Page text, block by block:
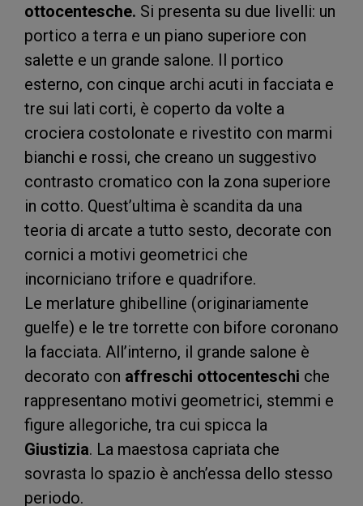
ottocentesche. Si presenta su due livelli: un
portico a terra e un piano superiore con
salette e un grande salone. Il portico
esterno, con cinque archi acuti in facciata e
tre sui lati corti, è coperto da volte a
crociera costolonate e rivestito con marmi
bianchi e rossi, che creano un suggestivo
contrasto cromatico con la zona superiore
in cotto. Quest’ultima è scandita da una
teoria di arcate a tutto sesto, decorate con
cornici a motivi geometrici che
incorniciano trifore e quadrifore.
Le merlature ghibelline (originariamente
guelfe) e le tre torrette con bifore coronano
la facciata. All’interno, il grande salone è
decorato con affreschi ottocenteschi che
rappresentano motivi geometrici, stemmi e
figure allegoriche, tra cui spicca la
Giustizia. La maestosa capriata che
sovrasta lo spazio è anch’essa dello stesso
periodo.